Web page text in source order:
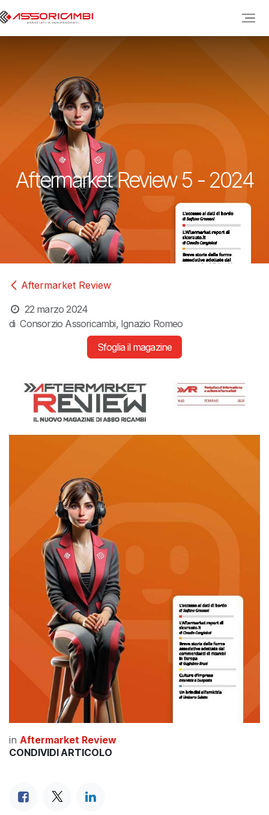
Aftermarket Review 5 - 2024
Aftermarket Review
22 marzo 2024
di Consorzio Assoricambi, Ignazio Romeo
Sfoglia il magazine
in Aftermarket Review
CONDIVIDI ARTICOLO